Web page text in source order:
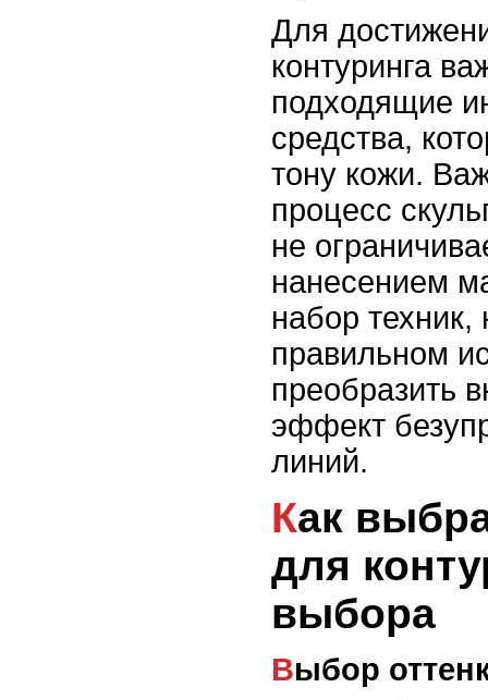
Для
контуринга
подходящие
средства,
тону кожи.
процесс
не
нанесением
набор техник,
правильном
преобразить
эффект
линий.
Как выбрать косметику
для
выбора
Выбор